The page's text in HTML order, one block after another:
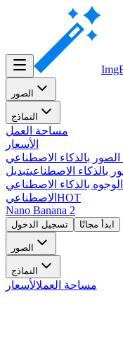
الصور
النماذج
مساحة العمل
الأسعار
بالذكاء الاصطناعي
بالذكاء الاصطناعيتبديل
الوجوه بالذكاء الاصطناعي
الاصطناعي HOT
Nano Banana 2
تسجيل الدخول ابدأ مجانًا
الصور
النماذج
مساحة العملالأسعار